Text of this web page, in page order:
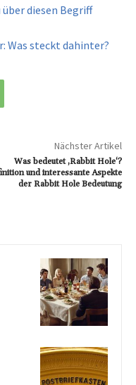
über diesen Begriff
Was steckt dahinter?
Nächster Artikel
Was bedeutet ‚Rabbit Hole‘?
und interessante Aspekte
der Rabbit Hole Bedeutung